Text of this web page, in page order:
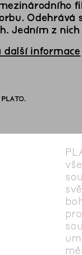
Odehrává
Jedním z
další informace